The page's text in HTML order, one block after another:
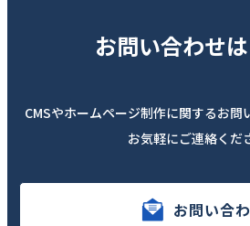
お問い合わせ
CMSやホームページ制作に関するお問
お気軽にご連絡くだ
お問い合